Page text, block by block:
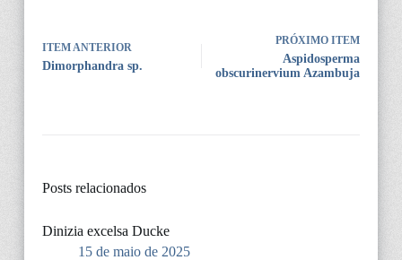
ITEM ANTERIOR
Dimorphandra sp.
PRÓXIMO ITEM
Aspidosperma
obscurinervium Azambuja
Posts relacionados
Dinizia excelsa Ducke
15 de maio de 2025